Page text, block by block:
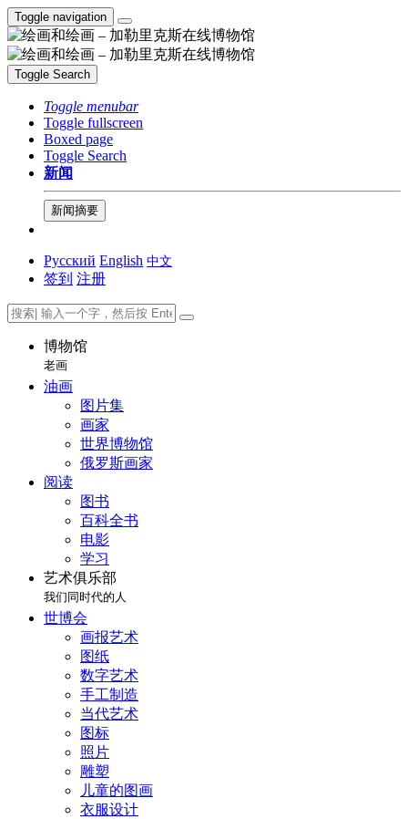
Toggle navigation
Toggle Search
Toggle menubar
Toggle fullscreen
Boxed page
Toggle Search
新闻
新闻摘要
Русский English 中文
签到 注册
博物馆
老画
油画
图片集
画家
世界博物馆
俄罗斯画家
阅读
图书
百科全书
电影
学习
艺术俱乐部
我们同时代的人
世博会
画报艺术
图纸
数字艺术
手工制造
当代艺术
图标
照片
雕塑
儿童的图画
衣服设计